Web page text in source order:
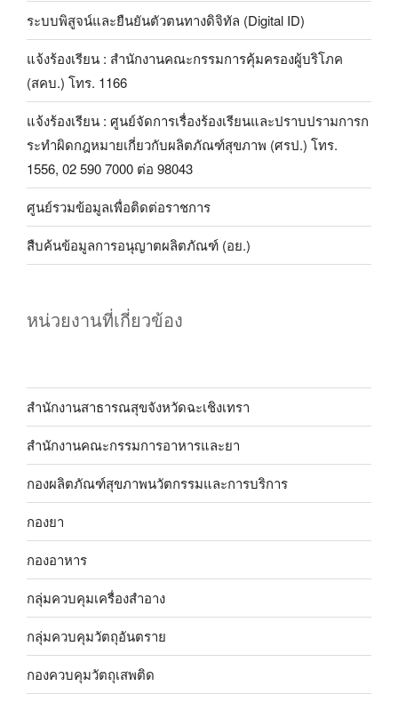
ระบบพิสูจน์และยืนยันตัวตนทางดิจิทัล (Digital ID)
แจ้งร้องเรียน : สำนักงานคณะกรรมการคุ้มครองผู้บริโภค
(สคบ.) โทร. 1166
แจ้งร้องเรียน : ศูนย์จัดการเรื่องร้องเรียนและปราบปรามการก
ระทำผิดกฎหมายเกี่ยวกับผลิตภัณฑ์สุขภาพ (ศรป.) โทร.
1556, 02 590 7000 ต่อ 98043
ศูนย์รวมข้อมูลเพื่อติดต่อราชการ
สืบค้นข้อมูลการอนุญาตผลิตภัณฑ์ (อย.)
หน่วยงานที่เกี่ยวข้อง
สำนักงานสาธารณสุขจังหวัดฉะเชิงเทรา
สำนักงานคณะกรรมการอาหารและยา
กองผลิตภัณฑ์สุขภาพนวัตกรรมและการบริการ
กองยา
กองอาหาร
กลุ่มควบคุมเครื่องสำอาง
กลุ่มควบคุมวัตถุอันตราย
กองควบคุมวัตถุเสพติด